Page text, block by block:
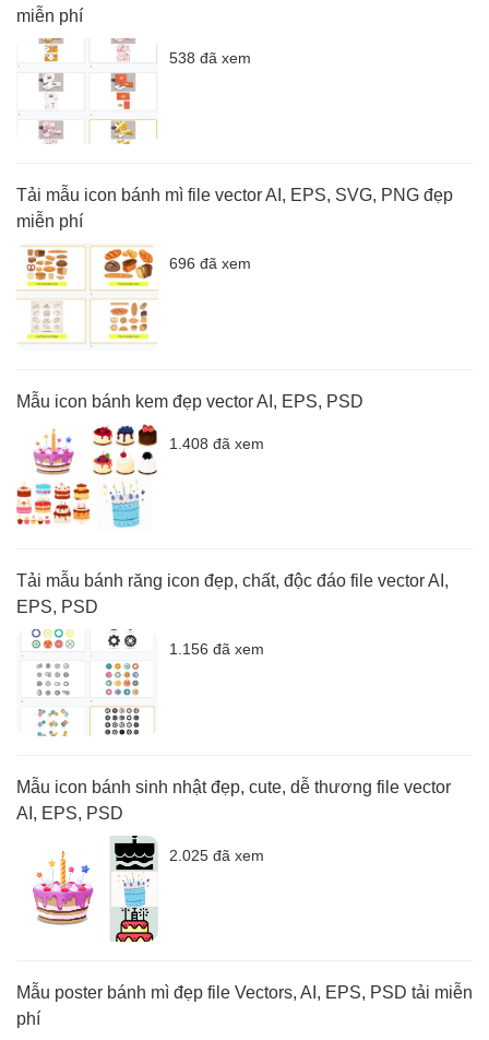
miễn phí
538 đã xem
Tải mẫu icon bánh mì file vector AI, EPS, SVG, PNG đẹp
miễn phí
696 đã xem
Mẫu icon bánh kem đẹp vector AI, EPS, PSD
1.408 đã xem
Tải mẫu bánh răng icon đẹp, chất, độc đáo file vector AI,
EPS, PSD
1.156 đã xem
Mẫu icon bánh sinh nhật đẹp, cute, dễ thương file vector
AI, EPS, PSD
2.025 đã xem
Mẫu poster bánh mì đẹp file Vectors, AI, EPS, PSD tải miễn
phí